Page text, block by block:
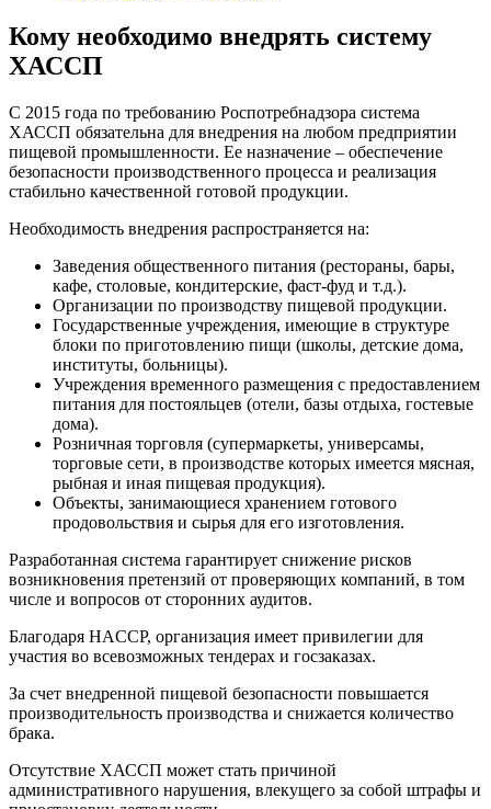
Кому необходимо внедрять систему
ХАССП
С 2015 года по требованию Роспотребнадзора система
ХАССП обязательна для внедрения на любом предприятии
пищевой промышленности. Ее назначение – обеспечение
безопасности производственного процесса и реализация
стабильно качественной готовой продукции.
Необходимость внедрения распространяется на:
Заведения общественного питания (рестораны, бары,
кафе, столовые, кондитерские, фаст-фуд и т.д.).
Организации по производству пищевой продукции.
Государственные учреждения, имеющие в структуре
блоки по приготовлению пищи (школы, детские дома,
институты, больницы).
Учреждения временного размещения с предоставлением
питания для постояльцев (отели, базы отдыха, гостевые
дома).
Розничная торговля (супермаркеты, универсамы,
торговые сети, в производстве которых имеется мясная,
рыбная и иная пищевая продукция).
Объекты, занимающиеся хранением готового
продовольствия и сырья для его изготовления.
Разработанная система гарантирует снижение рисков
возникновения претензий от проверяющих компаний, в том
числе и вопросов от сторонних аудитов.
Благодаря HACCP, организация имеет привилегии для
участия во всевозможных тендерах и госзаказах.
За счет внедренной пищевой безопасности повышается
производительность производства и снижается количество
брака.
Отсутствие ХАССП может стать причиной
административного нарушения, влекущего за собой штрафы и